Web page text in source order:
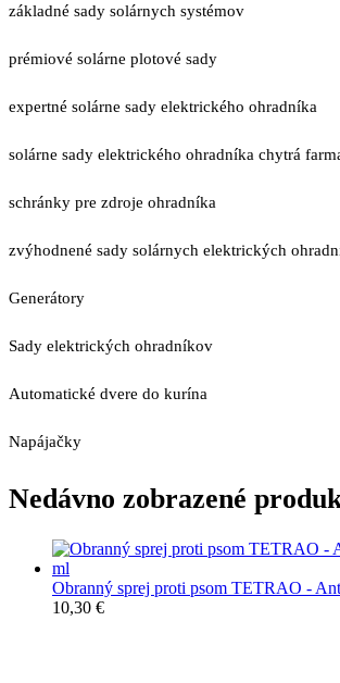
základné sady solárnych systémov
prémiové solárne plotové sady
expertné solárne sady elektrického ohradníka
solárne sady elektrického ohradníka chytrá
schránky pre zdroje ohradníka
zvýhodnené sady solárnych elektrických
Generátory
Sady elektrických ohradníkov
Automatické dvere do kurína
Napájačky
Nedávno zobrazené
Obranný sprej proti psom TETRAO -
10,30 €